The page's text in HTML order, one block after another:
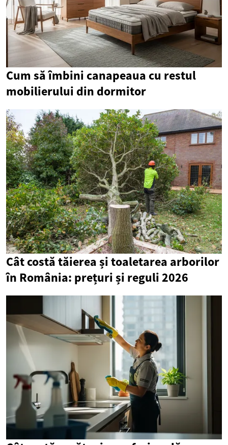
Cum să îmbini canapeaua cu restul
mobilierului din dormitor
Cât costă tăierea și toaletarea arborilor
în România: prețuri și reguli 2026